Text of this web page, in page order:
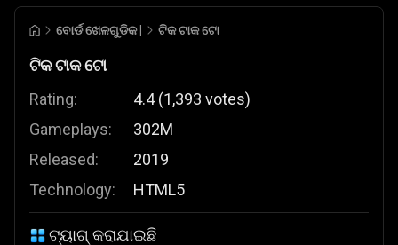
ବୋର୍ଡ ଖେଳଗୁଡିକ | ଟିକ ଟାକ ଟୋ
ଟିକ ଟାକ ଟୋ
Rating:
Gameplays:
Released:
Technology:
4.4 (1,393 votes)
302M
2019
HTML5
ଟ୍ୟାଗ୍ କରାଯାଇଛି